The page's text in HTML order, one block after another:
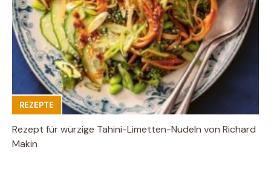
REZEPTE
Rezept für würzige Tahini-Limetten-Nudeln von Richard
Makin